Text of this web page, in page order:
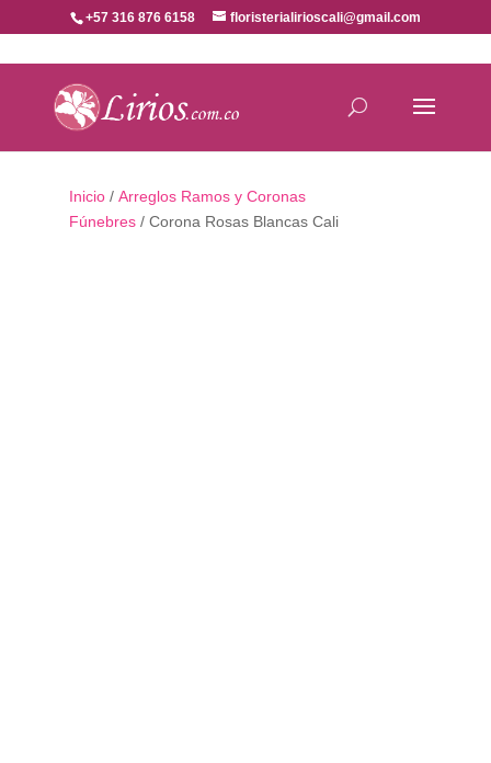
+57 316 876 6158 floristerialirioscali@gmail.com
Inicio/ Arreglos Ramos y Coronas
Fúnebres/ Corona Rosas Blancas Cali